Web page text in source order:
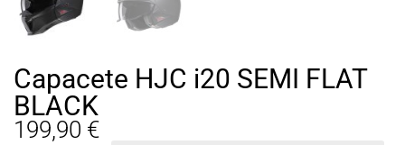
Capacete HJC i20 SEMI FLAT
BLACK
199,90 €